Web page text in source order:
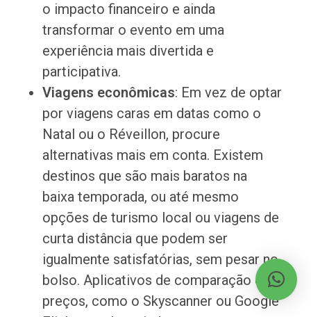
o impacto financeiro e ainda
transformar o evento em uma
experiência mais divertida e
participativa.
Viagens econômicas: Em vez de optar
por viagens caras em datas como o
Natal ou o Réveillon, procure
alternativas mais em conta. Existem
destinos que são mais baratos na
baixa temporada, ou até mesmo
opções de turismo local ou viagens de
curta distância que podem ser
igualmente satisfatórias, sem pesar no
bolso. Aplicativos de comparação de
preços, como o Skyscanner ou Google